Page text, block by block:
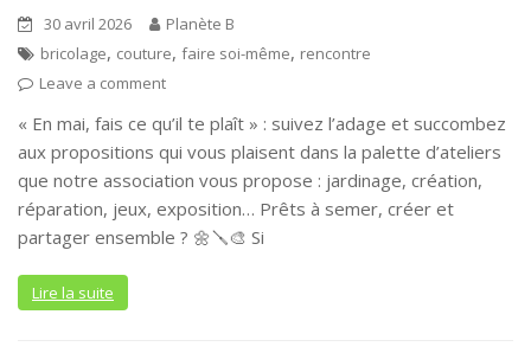
30 avril 2026
Planète B
bricolage, couture, faire soi-même, rencontre
Leave a comment
« En mai, fais ce qu’il te plaît » : suivez l’adage et succombez
aux propositions qui vous plaisent dans la palette d’ateliers
que notre association vous propose : jardinage, création,
réparation, jeux, exposition… Prêts à semer, créer et
partager ensemble ? 🌼🪛🎨 Si
Lire la suite